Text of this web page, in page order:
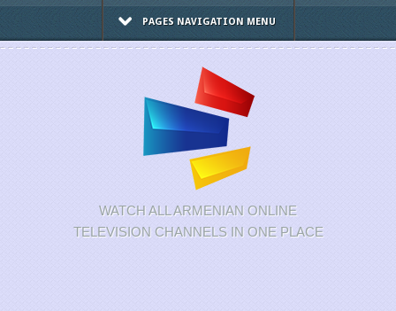
PAGES NAVIGATION MENU
WATCH ALL ARMENIAN ONLINE
TELEVISION CHANNELS IN ONE PLACE